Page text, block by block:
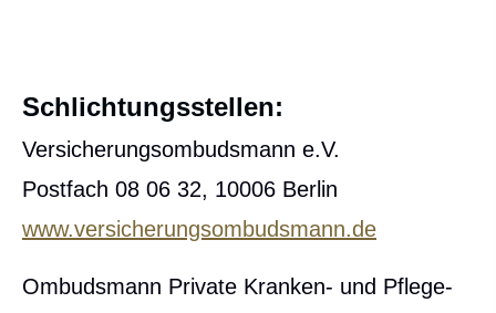
Schlichtungsstellen:
Versicherungsombudsmann e.V.
Postfach 08 06 32, 10006 Berlin
www.versicherungsombudsmann.de
Ombudsmann Private Kranken- und Pflege­